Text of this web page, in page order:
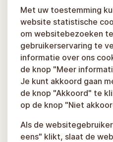
Met uw toestemming
website statistische
om websitebezoeken
gebruikerservaring te
informatie over ons
de knop "Meer
Je kunt akkoord gaan
de knop "Akkoord" te
op de knop "Niet
Als de
eens" klikt, slaat de